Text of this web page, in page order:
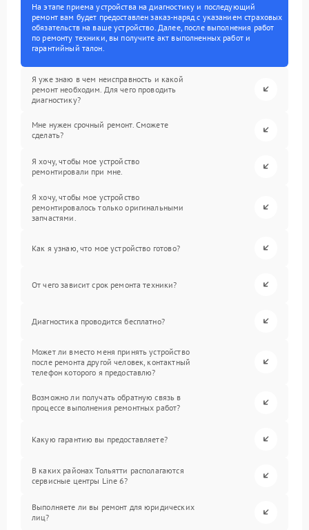
На этапе приема устройства на диагностику и последующий
ремонт вам будет предоставлен заказ-наряд с указанием страховых
обязательств на ваше устройство. Далее, после выполнения работ
по ремонту техники, вы получите акт выполненных работ и
гарантийный талон.
Я уже знаю в чем неисправность и какой
ремонт необходим. Для чего проводить
диагностику?
Мне нужен срочный ремонт. Сможете
сделать?
Я хочу, чтобы мое устройство
ремонтировали при мне.
Я хочу, чтобы мое устройство
ремонтировалось только оригинальными
запчастями.
Как я узнаю, что мое устройство готово?
От чего зависит срок ремонта техники?
Диагностика проводится бесплатно?
Может ли вместо меня принять устройство
после ремонта другой человек, контактный
телефон которого я предоставлю?
Возможно ли получать обратную связь в
процессе выполнения ремонтных работ?
Какую гарантию вы предоставляете?
В каких районах Тольятти располагаются
сервисные центры Line 6?
Выполняете ли вы ремонт для юридических
лиц?